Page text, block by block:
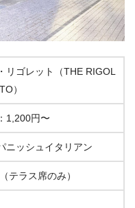
リゴレット（THE RIGOL
）
1,200円〜
ニッシュイタリアン
テラス席のみ）